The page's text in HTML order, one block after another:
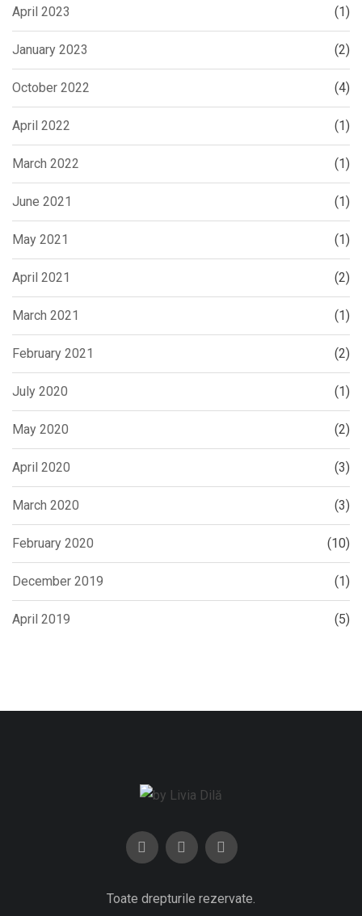
April 2023 (1)
January 2023 (2)
October 2022 (4)
April 2022 (1)
March 2022 (1)
June 2021 (1)
May 2021 (1)
April 2021 (2)
March 2021 (1)
February 2021 (2)
July 2020 (1)
May 2020 (2)
April 2020 (3)
March 2020 (3)
February 2020 (10)
December 2019 (1)
April 2019 (5)
Toate drepturile rezervate.